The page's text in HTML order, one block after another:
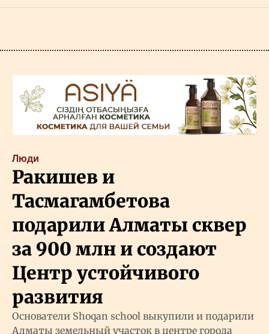
Люди
Ракишев и
Тасмагамбетова
подарили Алматы сквер
за 900 млн и создают
Центр устойчивого
развития
Основатели Shoqan school выкупили и подарили
Алматы земельный участок в центре города